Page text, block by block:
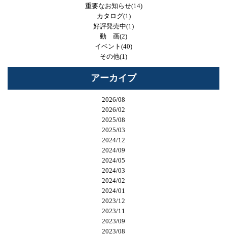
重要なお知らせ(14)
カタログ(1)
好評発売中(1)
動 画(2)
イベント(40)
その他(1)
アーカイブ
2026/08
2026/02
2025/08
2025/03
2024/12
2024/09
2024/05
2024/03
2024/02
2024/01
2023/12
2023/11
2023/09
2023/08